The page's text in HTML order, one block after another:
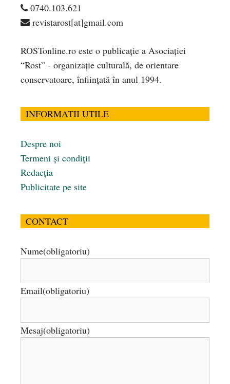
0740.103.621
revistarost[at]gmail.com
ROSTonline.ro este o publicaţie a Asociaţiei
“Rost” - organizaţie culturală, de orientare
conservatoare, înfiinţată în anul 1994.
INFORMATII UTILE
Despre noi
Termeni și condiții
Redacția
Publicitate pe site
CONTACT
Nume(obligatoriu)
Email(obligatoriu)
Mesaj(obligatoriu)